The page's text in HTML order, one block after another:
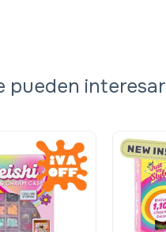
pueden interesar